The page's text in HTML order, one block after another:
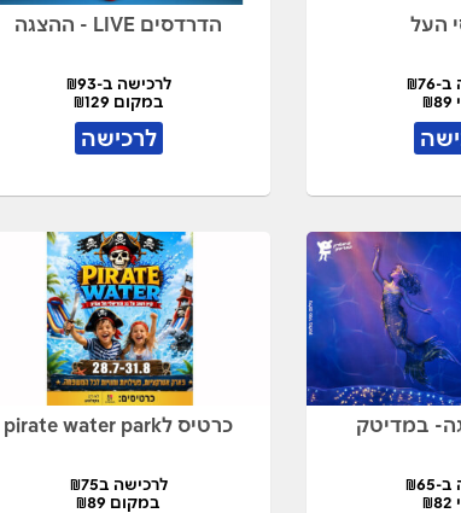
העל
₪76
הדרדסים LIVE - ההצגה
לרכישה ב-₪93
במקום ₪129
לרכישה
במדיטק
₪65
כרטיס לpirate water park
לרכישה ב₪75
במקום ₪89